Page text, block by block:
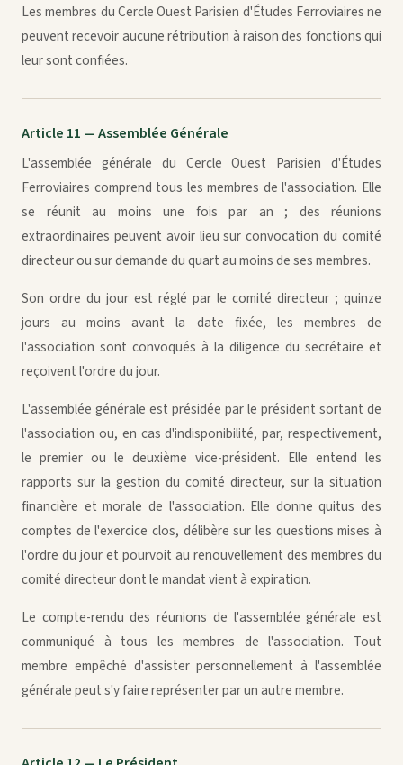
Les membres du Cercle Ouest Parisien d'Études Ferroviaires ne
peuvent recevoir aucune rétribution à raison des fonctions qui
leur sont confiées.
Article 11 — Assemblée Générale
L'assemblée générale du Cercle Ouest Parisien d'Études
Ferroviaires comprend tous les membres de l'association. Elle
se réunit au moins une fois par an ; des réunions
extraordinaires peuvent avoir lieu sur convocation du comité
directeur ou sur demande du quart au moins de ses membres.
Son ordre du jour est réglé par le comité directeur ; quinze
jours au moins avant la date fixée, les membres de
l'association sont convoqués à la diligence du secrétaire et
reçoivent l'ordre du jour.
L'assemblée générale est présidée par le président sortant de
l'association ou, en cas d'indisponibilité, par, respectivement,
le premier ou le deuxième vice-président. Elle entend les
rapports sur la gestion du comité directeur, sur la situation
financière et morale de l'association. Elle donne quitus des
comptes de l'exercice clos, délibère sur les questions mises à
l'ordre du jour et pourvoit au renouvellement des membres du
comité directeur dont le mandat vient à expiration.
Le compte-rendu des réunions de l'assemblée générale est
communiqué à tous les membres de l'association. Tout
membre empêché d'assister personnellement à l'assemblée
générale peut s'y faire représenter par un autre membre.